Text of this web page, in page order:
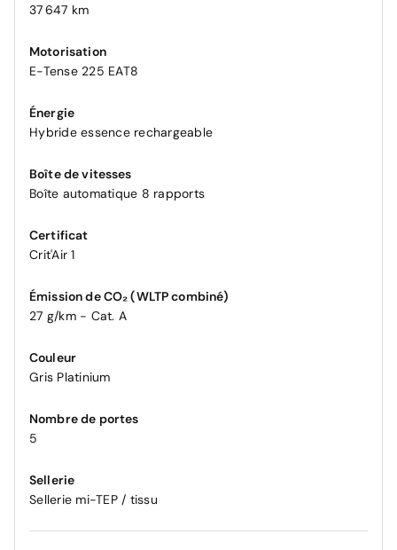
37 647 km
Motorisation
E-Tense 225 EAT8
Énergie
Hybride essence rechargeable
Boîte de vitesses
Boîte automatique 8 rapports
Certificat
Crit'Air 1
Émission de CO₂ (WLTP combiné)
27 g/km - Cat. A
Couleur
Gris Platinium
Nombre de portes
5
Sellerie
Sellerie mi-TEP / tissu